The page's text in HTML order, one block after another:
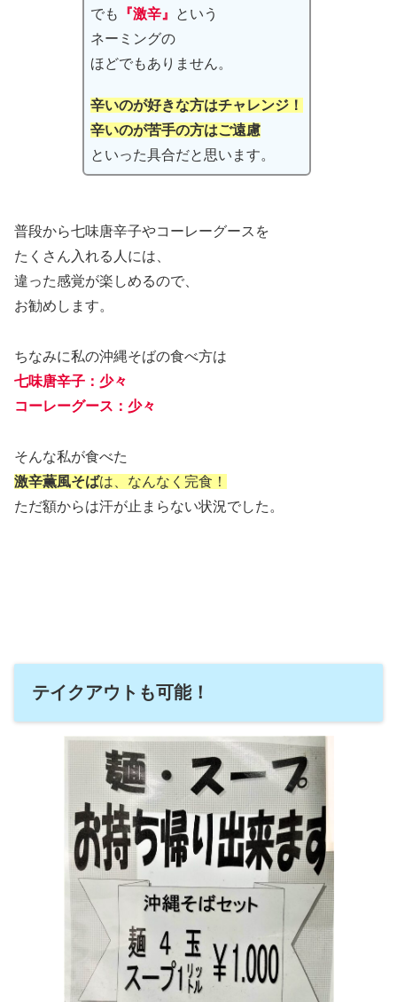
でも 『激辛』
という
ネーミングの
ほどでもありません。
辛いのが好きな方はチャレンジ！
辛いのが苦手の方はご遠慮
といった具合だと思います。
普段から七味唐辛子やコーレーグースを
たくさん入れる人には、
違った感覚が楽しめるので、
お勧めします。
ちなみに私の沖縄そばの食べ方は
七味唐辛子：少々
コーレーグース：少々
そんな私が食べた
激辛薫風そばは、なんなく完食！
ただ額からは汗が止まらない状況でした。
テイクアウトも可能！